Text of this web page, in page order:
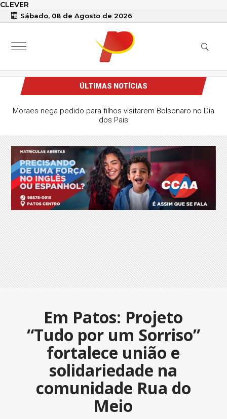
CLEVER
Sábado, 08 de Agosto de 2026
ÚLTIMAS NOTÍCIAS
Moraes nega pedido para filhos visitarem Bolsonaro no Dia
dos Pais
Em Patos: Projeto
“Tudo por um Sorriso”
fortalece união e
solidariedade na
comunidade Rua do
Meio